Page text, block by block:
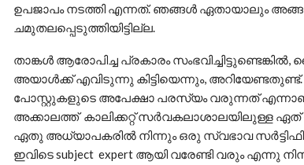
ഉപജാപം നടത്തി എന്നത്. ഞങ്ങള്‍ ഏതായാലും
ചമുതലപ്പെടുത്തിയിട്ടില്ല.
താങ്കള്‍ ആരോപിച്ച പ്രകാരം
അയാള്‍ക്ക് എവിടുന്നു കിട്ടിയെന്നും, അറിയേണ്ടതുണ്ട്.
പോസ്റ്റുകളുടെ അപേക്ഷാ പരസ്യം വരുന്നത്
അക്കാലത്ത് കാലിക്കറ്റ് സര്‍വകലാശാലയിലുള്ള ഏത്
ഏതു അധ്യാപകരില്‍ നിന്നും ഒരു സ്വഭാവ
ഇവിടെ subject expert ആയി വരേണ്ടി വരും എന്നു